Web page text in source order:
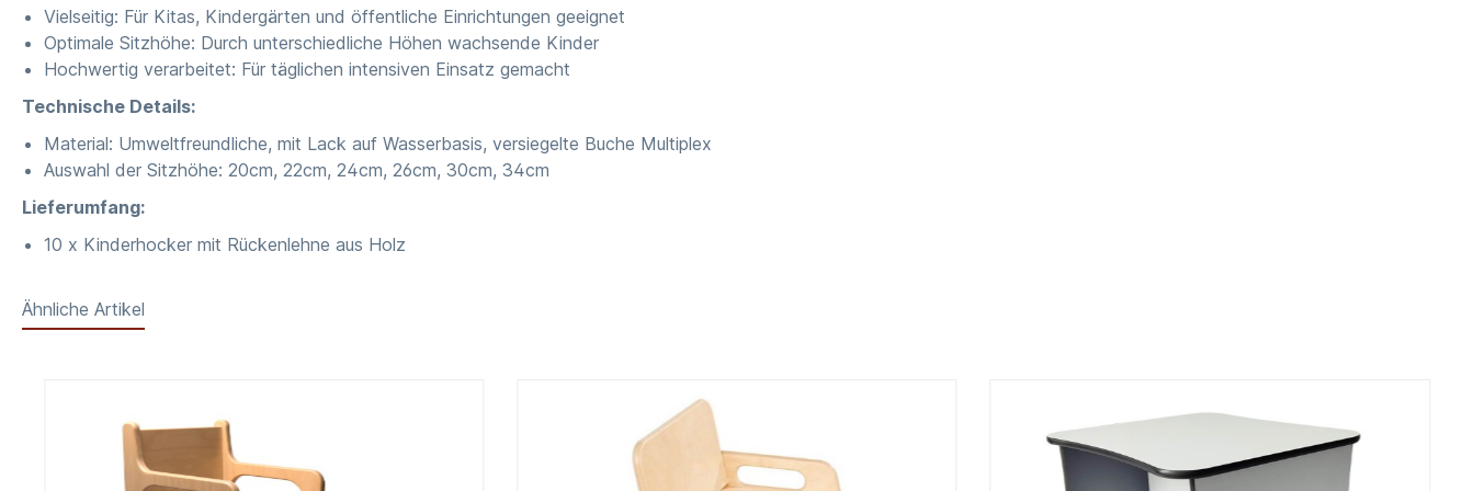
Vielseitig: Für Kitas, Kindergärten und öffentliche Einrichtungen geeignet
Optimale Sitzhöhe: Durch unterschiedliche Höhen wachsende Kinder
Hochwertig verarbeitet: Für täglichen intensiven Einsatz gemacht
Technische Details:
Material: Umweltfreundliche, mit Lack auf Wasserbasis, versiegelte Buche Multiplex
Auswahl der Sitzhöhe: 20cm, 22cm, 24cm, 26cm, 30cm, 34cm
Lieferumfang:
10 x Kinderhocker mit Rückenlehne aus Holz
Ähnliche Artikel